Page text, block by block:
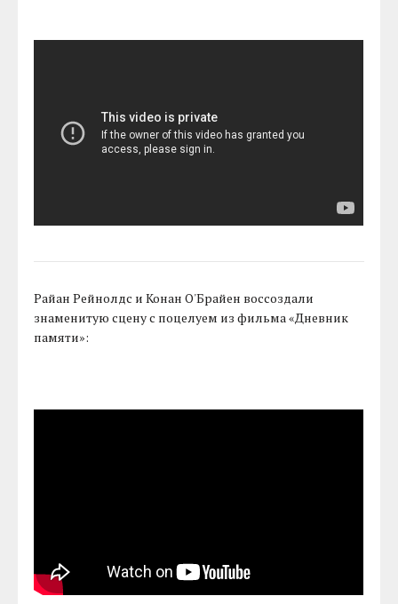
Райан Рейнолдс и Конан О'Брайен воссоздали
знаменитую сцену с поцелуем из фильма «Дневник
памяти»: